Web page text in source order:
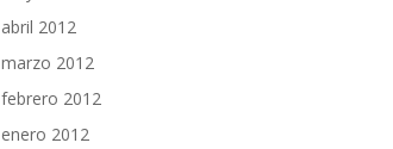
abril 2012
marzo 2012
febrero 2012
enero 2012